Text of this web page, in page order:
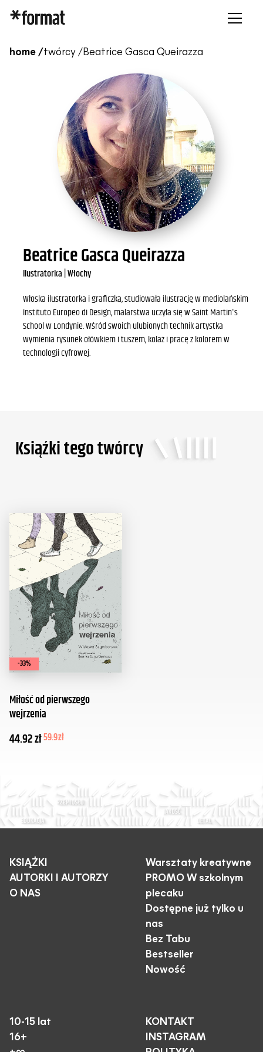
home /twórcy / Beatrice Gasca Queirazza
Beatrice Gasca Queirazza
Ilustratorka | Włochy
Włoska ilustratorka i graficzka, studiowała ilustrację w mediolańskim
Instituto Europeo di Design, malarstwa uczyła się w Saint Martin's
School w Londynie. Wśród swoich ulubionych technik artystka
wymienia rysunek ołówkiem i tuszem, kolaż i pracę z kolorem w
technologii cyfrowej.
Ksiąźki tego twórcy
-33%
Miłość od pierwszego
wejrzenia
44.92zł59.9zł
KSIĄŻKI
AUTORKI I AUTORZY
O NAS
Warsztaty kreatywne
PROMO W szkolnym
plecaku
Dostępne już tylko u
nas
Bez Tabu
Bestseller
Nowość
10-15 lat
16+
KONTAKT
INSTAGRAM